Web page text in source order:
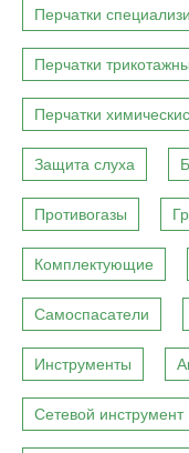
Перчатки
Перчатки
Перчатки
Защита слуха
Противогазы
Комплектующие
Самоспасатели
Инструменты
Сетевой инструмент